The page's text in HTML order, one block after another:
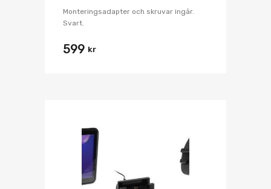
Monteringsadapter och skruvar ingår.
Svart.
599 kr